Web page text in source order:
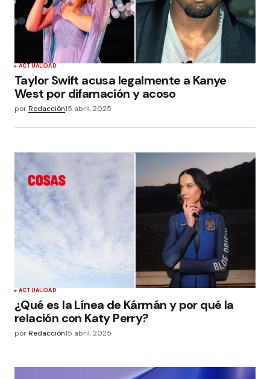
ACTUALIDAD
Taylor Swift acusa legalmente a Kanye
West por difamación y acoso
porRedacción15 abril, 2025
ACTUALIDAD
¿Qué es la Línea de Kármán y por qué la
relación con Katy Perry?
porRedacción15 abril, 2025